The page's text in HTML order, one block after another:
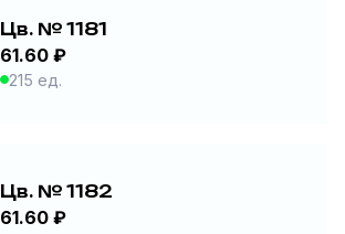
Цв. № 1181
61.60 ₽
215 ед.
Цв. № 1182
61.60 ₽